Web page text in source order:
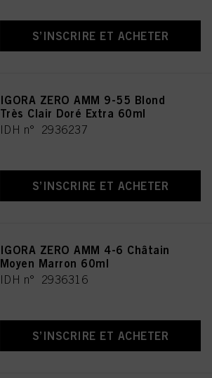
S’INSCRIRE ET ACHETER
IGORA ZERO AMM 9-55 Blond
Très Clair Doré Extra 60ml
IDH n° 2936237
S’INSCRIRE ET ACHETER
IGORA ZERO AMM 4-6 Châtain
Moyen Marron 60ml
IDH n° 2936316
S’INSCRIRE ET ACHETER